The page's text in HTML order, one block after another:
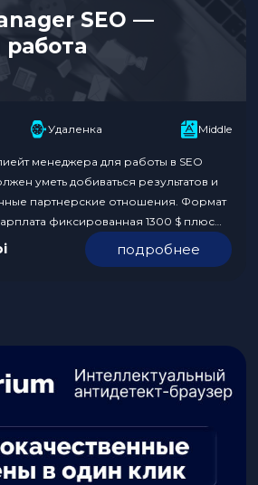
удаленный. Требования к кандидату:
по…
SEO —
Удаленка Middle
менеджера для работы в SEO
уметь добиваться результатов и
партнерские отношения. Формат
фиксированная 1300 $ плюс
возможность поездок на
компании и ненормированный
подробнее